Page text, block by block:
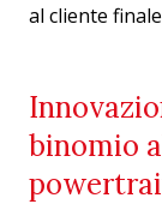
al cliente
binomio